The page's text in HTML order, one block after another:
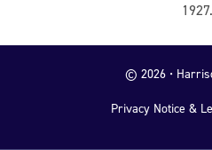
1927.
© 2026 •
Privacy Notice &